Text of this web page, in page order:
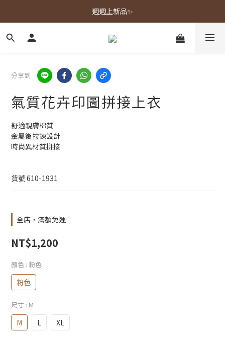
春夏新品上市🌿
週週上新品✨
春夏新品上市🌿
分享到
氣質花卉印圖拼接上衣
舒適親膚棉質
金屬後拉鍊設計
時尚異材質拼接
貨號 610-1931
全店，滿額免運
NT$1,200
顏色 : 粉色
粉色
尺寸 : M
M L XL